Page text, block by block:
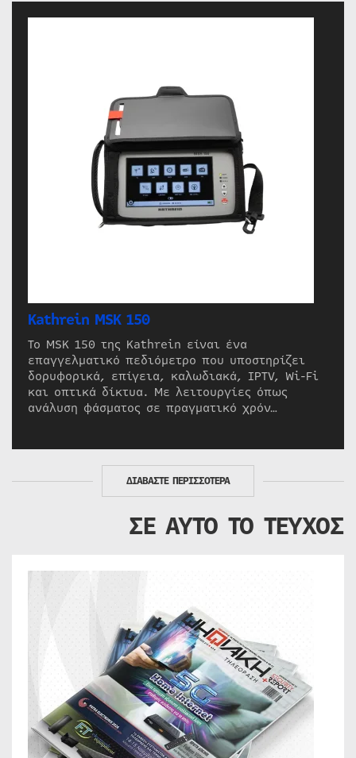
Kathrein MSK 150
Το MSK 150 της Kathrein είναι ένα
επαγγελματικό πεδιόμετρο που υποστηρίζει
δορυφορικά, επίγεια, καλωδιακά, IPTV, Wi-Fi
και οπτικά δίκτυα. Με λειτουργίες όπως
ανάλυση φάσματος σε πραγματικό χρόν…
ΔΙΑΒΑΣΤΕ ΠΕΡΙΣΣΟΤΕΡΑ
ΣΕ ΑΥΤΟ ΤΟ ΤΕΥΧΟΣ